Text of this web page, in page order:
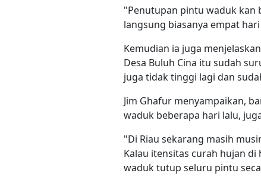
"Penutupan pintu waduk kan
langsung biasanya empat
Kemudian ia juga
Desa Buluh Cina itu sudah
juga tidak tinggi lagi dan
Jim Ghafur menyampaikan,
waduk beberapa hari lalu,
"Di Riau sekarang masih
Kalau itensitas curah hujan di
waduk tutup seluru pintu